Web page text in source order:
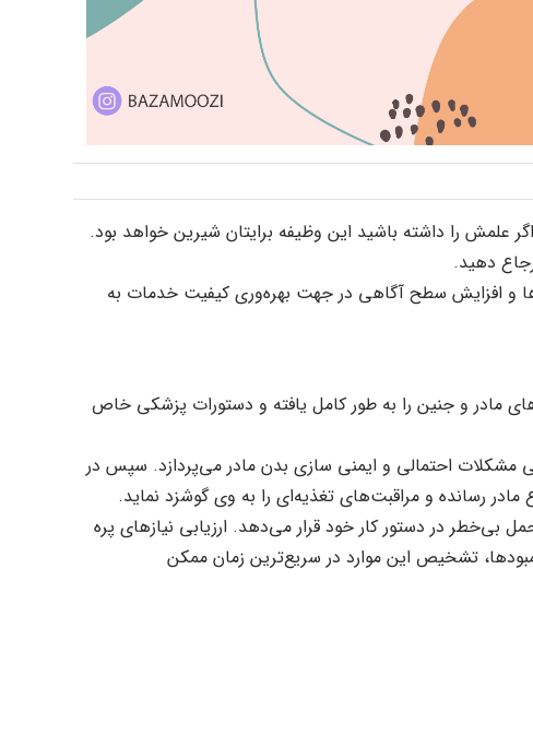
علمش را داشته باشید این وظیفه برایتان شیرین خواهد بود.
دهید.
و افزایش سطح آگاهی در جهت بهره‌وری کیفیت خدمات به
مادر و جنین را به طور کامل یافته و دستورات پزشکی خاص
مشکلات احتمالی و ایمنی سازی بدن مادر می‌پردازد. سپس در
را به‌منظور یک وضع‌حمل بی‌خطر در دستور کار خود قرار می‌دهد. ارزیابی نیازهای پره
تشخیص این موارد در سریع‌ترین زمان ممکن